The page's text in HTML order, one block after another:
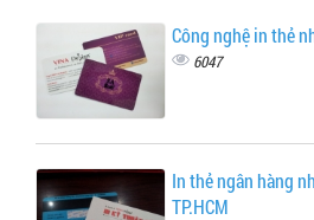
Công nghệ in thẻ
6047
In thẻ ngân hàng
TP.HCM